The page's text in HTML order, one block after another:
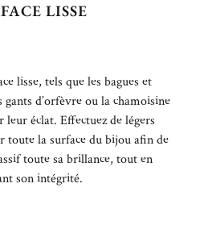
LISSE
lisse, tels que les bagues et
d’orfèvre ou la chamoisine
éclat. Effectuez de légers
toute la surface du bijou afin de
toute sa brillance, tout en
son intégrité.